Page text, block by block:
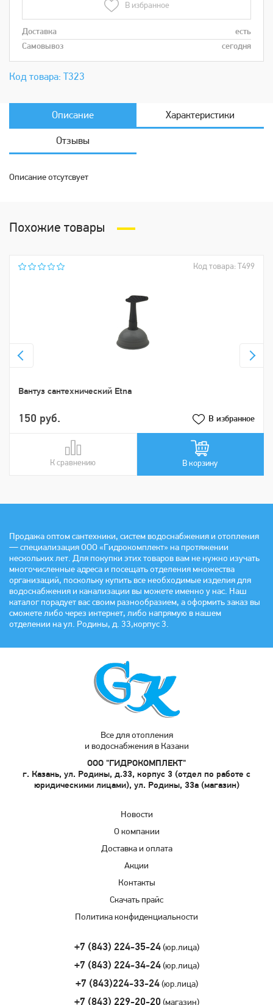
Код товара: Т323
В избранное
Доставка
есть
Самовывоз
сегодня
Описание Характеристики
Отзывы
Описание отсутсвует
Похожие товары
Код товара: Т499
Вантуз сантехнический Etna
150 руб. В избранное
К сравнению
В сравнении В корзину
Продажа оптом сантехники, систем водоснабжения и отопления
— специализация ООО «Гидрокомплект» на протяжении
нескольких лет. Для покупки этих товаров вам не нужно изучать
многочисленные адреса и посещать отделения множества
организаций, поскольку купить все необходимые изделия для
водоснабжения и канализации вы можете именно у нас. Наш
каталог порадует вас своим разнообразием, а оформить заказ вы
сможете либо через интернет, либо напрямую в нашем
отделении на ул. Родины, д. 33,корпус 3.
Все для отопления
и водоснабжения в Казани
ООО "ГИДРОКОМПЛЕКТ"
г. Казань, ул. Родины, д.33, корпус 3 (отдел по работе с
юридическими лицами), ул. Родины, 33а (магазин)
Новости
О компании
Доставка и оплата
Акции
Контакты
Скачать прайс
Политика конфиденциальности
+7 (843) 224-35-24(юр.лица)
+7 (843) 224-34-24(юр.лица)
+7 (843)224-33-24(юр.лица)
+7 (843) 229-20-20 (магазин)